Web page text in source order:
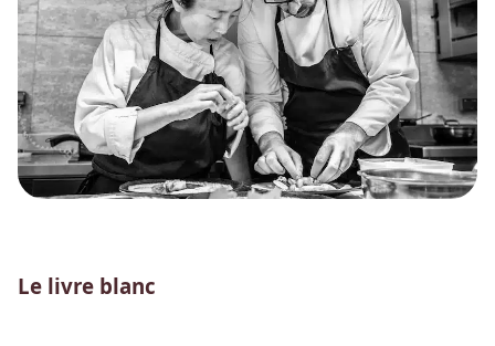
Le livre blanc